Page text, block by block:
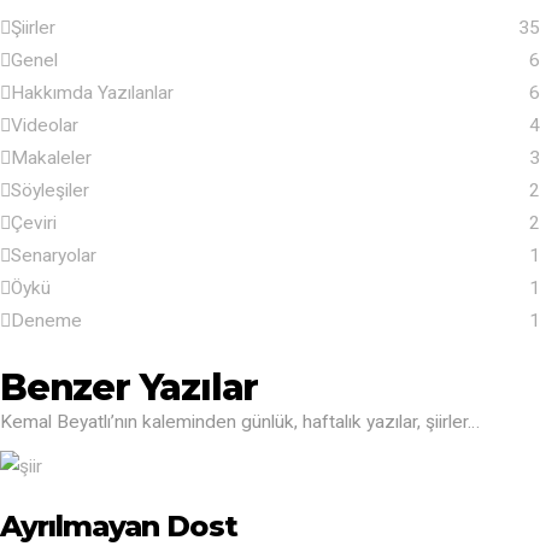
Şiirler
35
Genel
6
Hakkımda Yazılanlar
6
Videolar
4
Makaleler
3
Söyleşiler
2
Çeviri
2
Senaryolar
1
Öykü
1
Deneme
1
Benzer Yazılar
Kemal Beyatlı’nın kaleminden günlük, haftalık yazılar, şiirler…
Ayrılmayan Dost